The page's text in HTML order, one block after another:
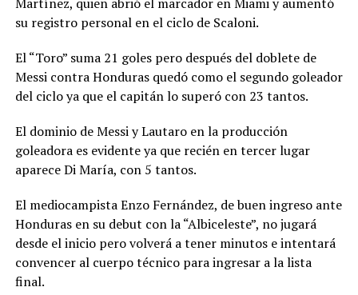
su registro personal en el ciclo de Scaloni.
El “Toro” suma 21 goles pero después del doblete de
Messi contra Honduras quedó como el segundo goleador
del ciclo ya que el capitán lo superó con 23 tantos.
El dominio de Messi y Lautaro en la producción
goleadora es evidente ya que recién en tercer lugar
aparece Di María, con 5 tantos.
El mediocampista Enzo Fernández, de buen ingreso ante
Honduras en su debut con la “Albiceleste”, no jugará
desde el inicio pero volverá a tener minutos e intentará
convencer al cuerpo técnico para ingresar a la lista
final.